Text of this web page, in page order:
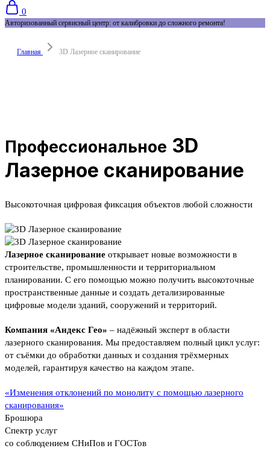
0
Авторизованный сервисный центр: от калибровки до сложного ремонта!
Главная 3D Лазерное сканирование
Профессиональное 3D
Лазерное сканирование
Высокоточная цифровая фиксация объектов любой сложности
Лазерное сканирование открывает новые возможности в
строительстве, промышленности и территориальном
планировании. С его помощью можно получить высокоточные
пространственные данные и создать детализированные
цифровые модели зданий, сооружений и территорий.
Компания «Андекс Гео» – надёжный эксперт в области
лазерного сканирования. Мы предоставляем полный цикл услуг:
от съёмки до обработки данных и создания трёхмерных
моделей, гарантируя качество на каждом этапе.
«Изменения отклонений по монолиту с помощью лазерного
сканирования»
Брошюра
Спектр услуг
со соблюдением СНиПов и ГОСТов